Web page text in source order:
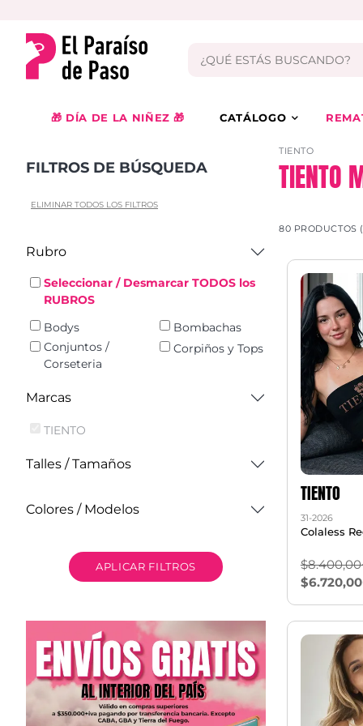
🎁 DÍA DE LA NIÑEZ 🎁 CATÁLOGO
FILTROS DE BÚSQUEDA
ELIMINAR TODOS LOS FILTROS
Rubro
Seleccionar / Desmarcar TODOS los
RUBROS
Bodys
Bombachas
Conjuntos /
Corseteria
Corpiños y Tops
Marcas
TIENTO
Talles / Tamaños
Colores / Modelos
APLICAR FILTROS
TIENTO
TIENTO
80 PRODUCTOS
TIENTO
31-2026
Colaless